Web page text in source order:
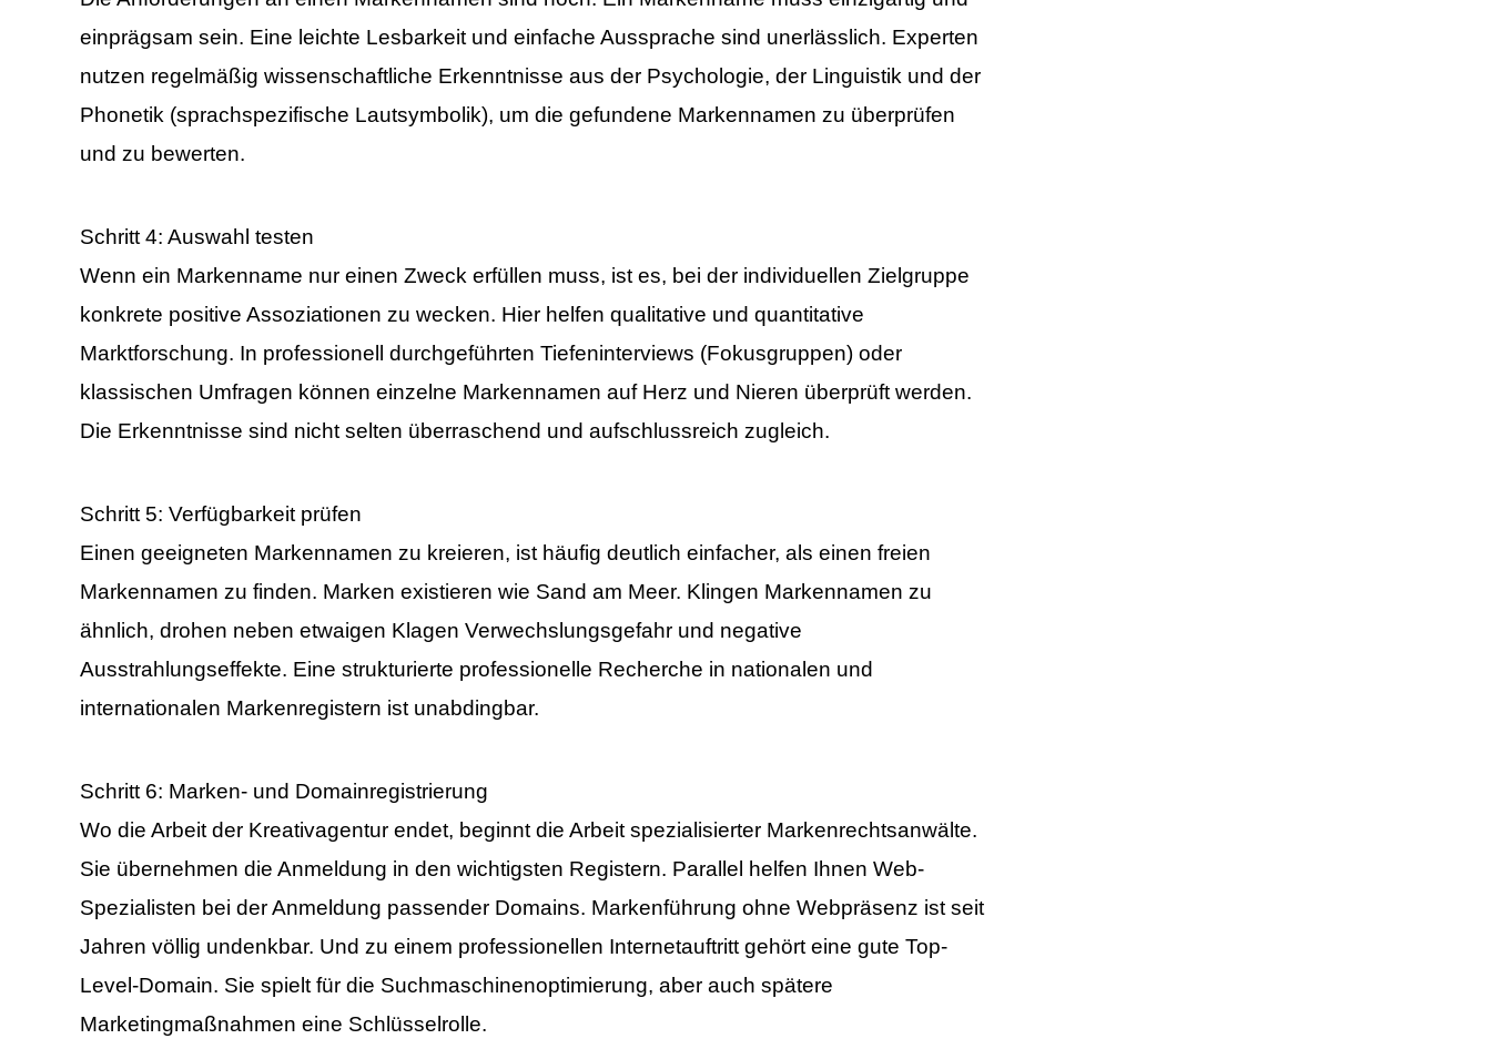
einprägsam sein. Eine leichte Lesbarkeit und einfache Aussprache sind unerlässlich. Experten
nutzen regelmäßig wissenschaftliche Erkenntnisse aus der Psychologie, der Linguistik und der
Phonetik (sprachspezifische Lautsymbolik), um die gefundene Markennamen zu überprüfen
und zu bewerten.
Schritt 4: Auswahl testen
Wenn ein Markenname nur einen Zweck erfüllen muss, ist es, bei der individuellen Zielgruppe
konkrete positive Assoziationen zu wecken. Hier helfen qualitative und quantitative
Marktforschung. In professionell durchgeführten Tiefeninterviews (Fokusgruppen) oder
klassischen Umfragen können einzelne Markennamen auf Herz und Nieren überprüft werden.
Die Erkenntnisse sind nicht selten überraschend und aufschlussreich zugleich.
Schritt 5: Verfügbarkeit prüfen
Einen geeigneten Markennamen zu kreieren, ist häufig deutlich einfacher, als einen freien
Markennamen zu finden. Marken existieren wie Sand am Meer. Klingen Markennamen zu
ähnlich, drohen neben etwaigen Klagen Verwechslungsgefahr und negative
Ausstrahlungseffekte. Eine strukturierte professionelle Recherche in nationalen und
internationalen Markenregistern ist unabdingbar.
Schritt 6: Marken- und Domainregistrierung
Wo die Arbeit der Kreativagentur endet, beginnt die Arbeit spezialisierter Markenrechtsanwälte.
Sie übernehmen die Anmeldung in den wichtigsten Registern. Parallel helfen Ihnen Web-
Spezialisten bei der Anmeldung passender Domains. Markenführung ohne Webpräsenz ist seit
Jahren völlig undenkbar. Und zu einem professionellen Internetauftritt gehört eine gute Top-
Level-Domain. Sie spielt für die Suchmaschinenoptimierung, aber auch spätere
Marketingmaßnahmen eine Schlüsselrolle.
Sie sehen gerade einen Platzhalterinhalt vonVimeo. Um auf den eigentlichen Inhalt zuzugreifen, klicken Sie auf die Schaltfläche
unten. Bitte beachten Sie, dass dabei Daten an Drittanbieter weitergegeben werden.
Mehr Informationen
Inhalt entsperren